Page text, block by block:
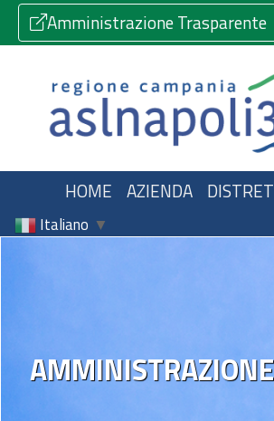
Amministrazione Trasparente
HOME AZIENDA
Italiano ▼